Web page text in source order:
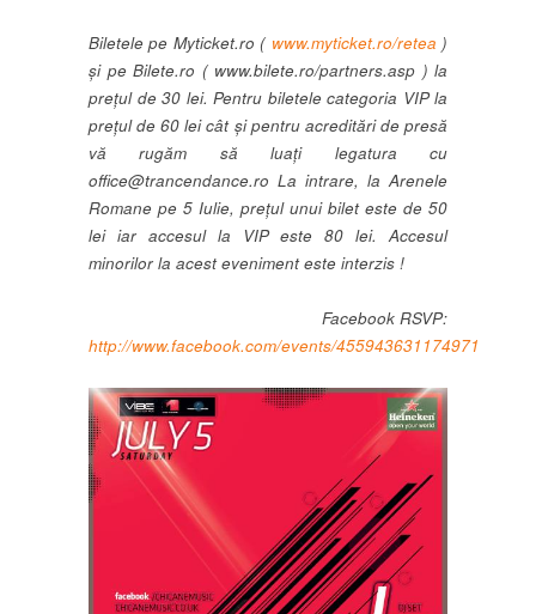
Biletele pe Myticket.ro ( www.myticket.ro/retea )
și pe Bilete.ro ( www.bilete.ro/partners.asp ) la
prețul de 30 lei. Pentru biletele categoria VIP la
prețul de 60 lei cât și pentru acreditări de presă
vă rugăm să luați legatura cu
office@trancendance.ro La intrare, la Arenele
Romane pe 5 Iulie, prețul unui bilet este de 50
lei iar accesul la VIP este 80 lei. Accesul
minorilor la acest eveniment este interzis !
Facebook RSVP:
http://www.facebook.com/events/455943631174971